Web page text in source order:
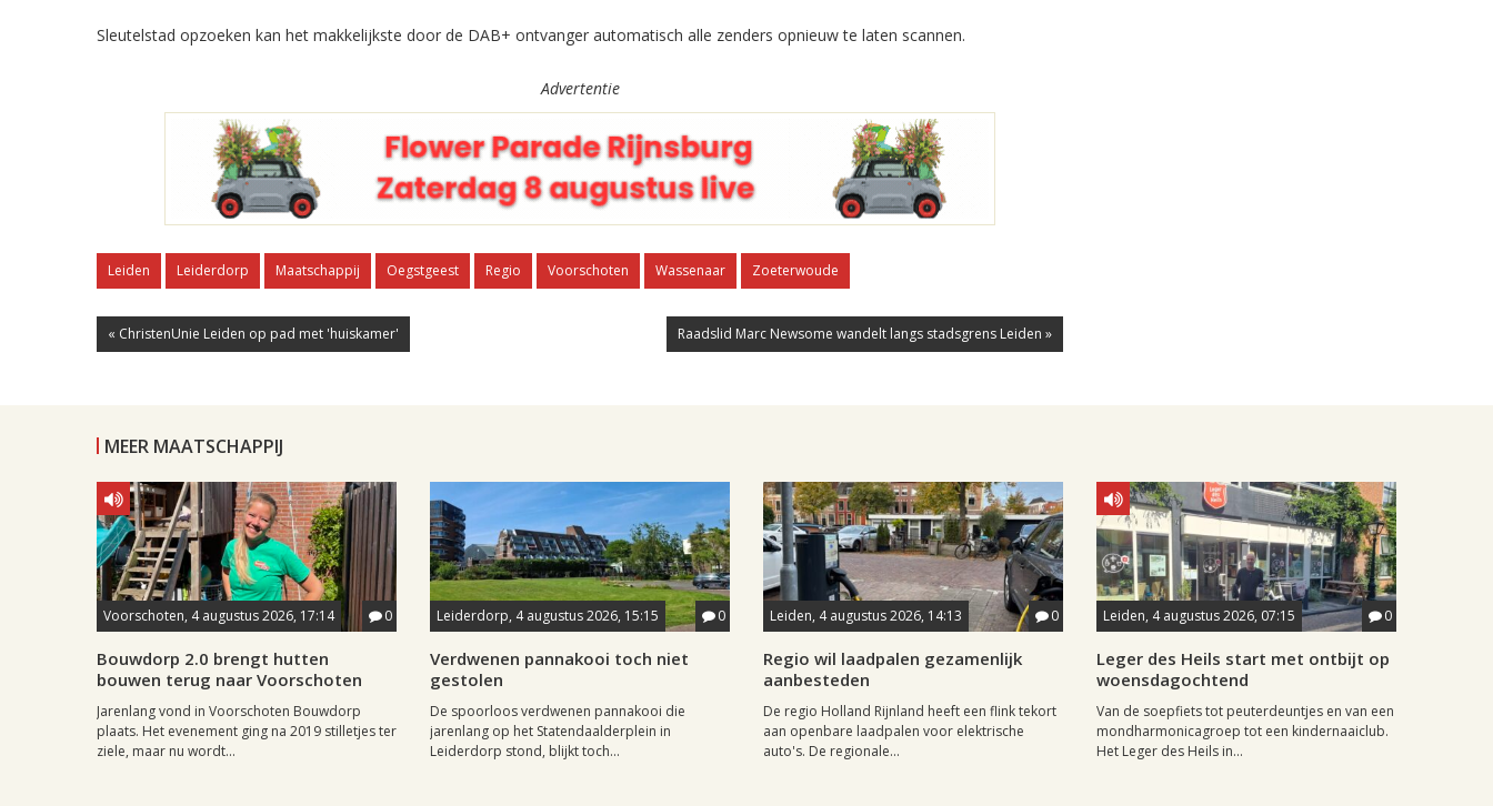
Sleutelstad opzoeken kan het makkelijkste door de DAB+ ontvanger automatisch alle zenders opnieuw te laten scannen.
Advertentie
Leiden Leiderdorp Maatschappij Oegstgeest Regio Voorschoten Wassenaar Zoeterwoude
« ChristenUnie Leiden op pad met 'huiskamer' Raadslid Marc Newsome wandelt langs stadsgrens Leiden »
MEER MAATSCHAPPIJ
Voorschoten, 4 augustus 2026, 17:14 0
Bouwdorp 2.0 brengt hutten
bouwen terug naar Voorschoten
Jarenlang vond in Voorschoten Bouwdorp
plaats. Het evenement ging na 2019 stilletjes ter
ziele, maar nu wordt...
Leiderdorp, 4 augustus 2026, 15:15 0
Verdwenen pannakooi toch niet
gestolen
De spoorloos verdwenen pannakooi die
jarenlang op het Statendaalderplein in
Leiderdorp stond, blijkt toch...
Leiden, 4 augustus 2026, 14:13 0
Regio wil laadpalen gezamenlijk
aanbesteden
De regio Holland Rijnland heeft een flink tekort
aan openbare laadpalen voor elektrische
auto's. De regionale...
Leiden, 4 augustus 2026, 07:15 0
Leger des Heils start met ontbijt op
woensdagochtend
Van de soepfiets tot peuterdeuntjes en van een
mondharmonicagroep tot een kindernaaiclub.
Het Leger des Heils in...